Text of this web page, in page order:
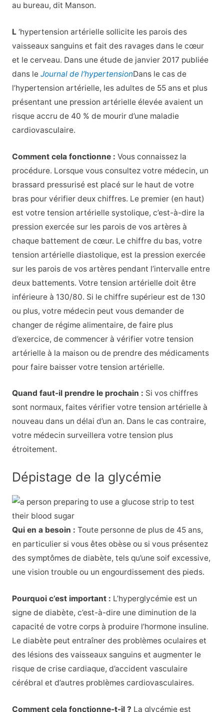
au bureau, dit Manson.
L ‘hypertension artérielle sollicite les parois des
vaisseaux sanguins et fait des ravages dans le cœur
et le cerveau. Dans une étude de janvier 2017 publiée
dans le Journal de l’hypertensionDans le cas de
l’hypertension artérielle, les adultes de 55 ans et plus
présentant une pression artérielle élevée avaient un
risque accru de 40 % de mourir d’une maladie
cardiovasculaire.
Comment cela fonctionne : Vous connaissez la
procédure. Lorsque vous consultez votre médecin, un
brassard pressurisé est placé sur le haut de votre
bras pour vérifier deux chiffres. Le premier (en haut)
est votre tension artérielle systolique, c’est-à-dire la
pression exercée sur les parois de vos artères à
chaque battement de cœur. Le chiffre du bas, votre
tension artérielle diastolique, est la pression exercée
sur les parois de vos artères pendant l’intervalle entre
deux battements. Votre tension artérielle doit être
inférieure à 130/80. Si le chiffre supérieur est de 130
ou plus, votre médecin peut vous demander de
changer de régime alimentaire, de faire plus
d’exercice, de commencer à vérifier votre tension
artérielle à la maison ou de prendre des médicaments
pour faire baisser votre tension artérielle.
Quand faut-il prendre le prochain : Si vos chiffres
sont normaux, faites vérifier votre tension artérielle à
nouveau dans un délai d’un an. Dans le cas contraire,
votre médecin surveillera votre tension plus
étroitement.
Dépistage de la glycémie
Qui en a besoin : Toute personne de plus de 45 ans,
en particulier si vous êtes obèse ou si vous présentez
des symptômes de diabète, tels qu’une soif excessive,
une vision trouble ou un engourdissement des pieds.
Pourquoi c’est important : L’hyperglycémie est un
signe de diabète, c’est-à-dire une diminution de la
capacité de votre corps à produire l’hormone insuline.
Le diabète peut entraîner des problèmes oculaires et
des lésions des vaisseaux sanguins et augmenter le
risque de crise cardiaque, d’accident vasculaire
cérébral et d’autres problèmes cardiovasculaires.
Comment cela fonctionne-t-il ? La glycémie est